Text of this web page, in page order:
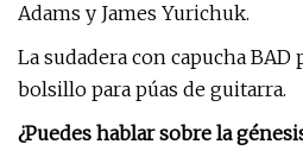
Adams y James Yurichuk.
La sudadera con capucha
bolsillo para púas de guitarra.
¿Puedes hablar sobre la